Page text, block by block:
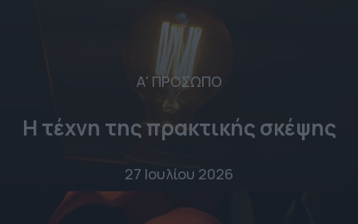
Α' ΠΡΟΣΩΠΟ
Η τέχνη της πρακτικής σκέψης
27 Ιουλίου 2026